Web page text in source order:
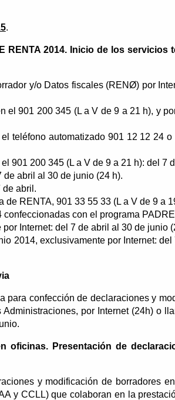
.
RENTA 2014. Inicio de los
y/o Datos fiscales (RENØ) por
el 901 200 345 (L a V de 9 a 21 h), y
teléfono automatizado 901 12 12 24 o
901 200 345 (L a V de 9 a 21 h): del 7
de abril al 30 de junio (24 h).
de abril.
RENTA, 901 33 55 33 (L a V de 9 a
con el programa
Internet: del 7 de abril al 30 de junio
2014, exclusivamente por Internet:
para confección de declaraciones y
por Internet (24h) o
oficinas. Presentación de
y modificación de borradores
y CCLL) que colaboran en la